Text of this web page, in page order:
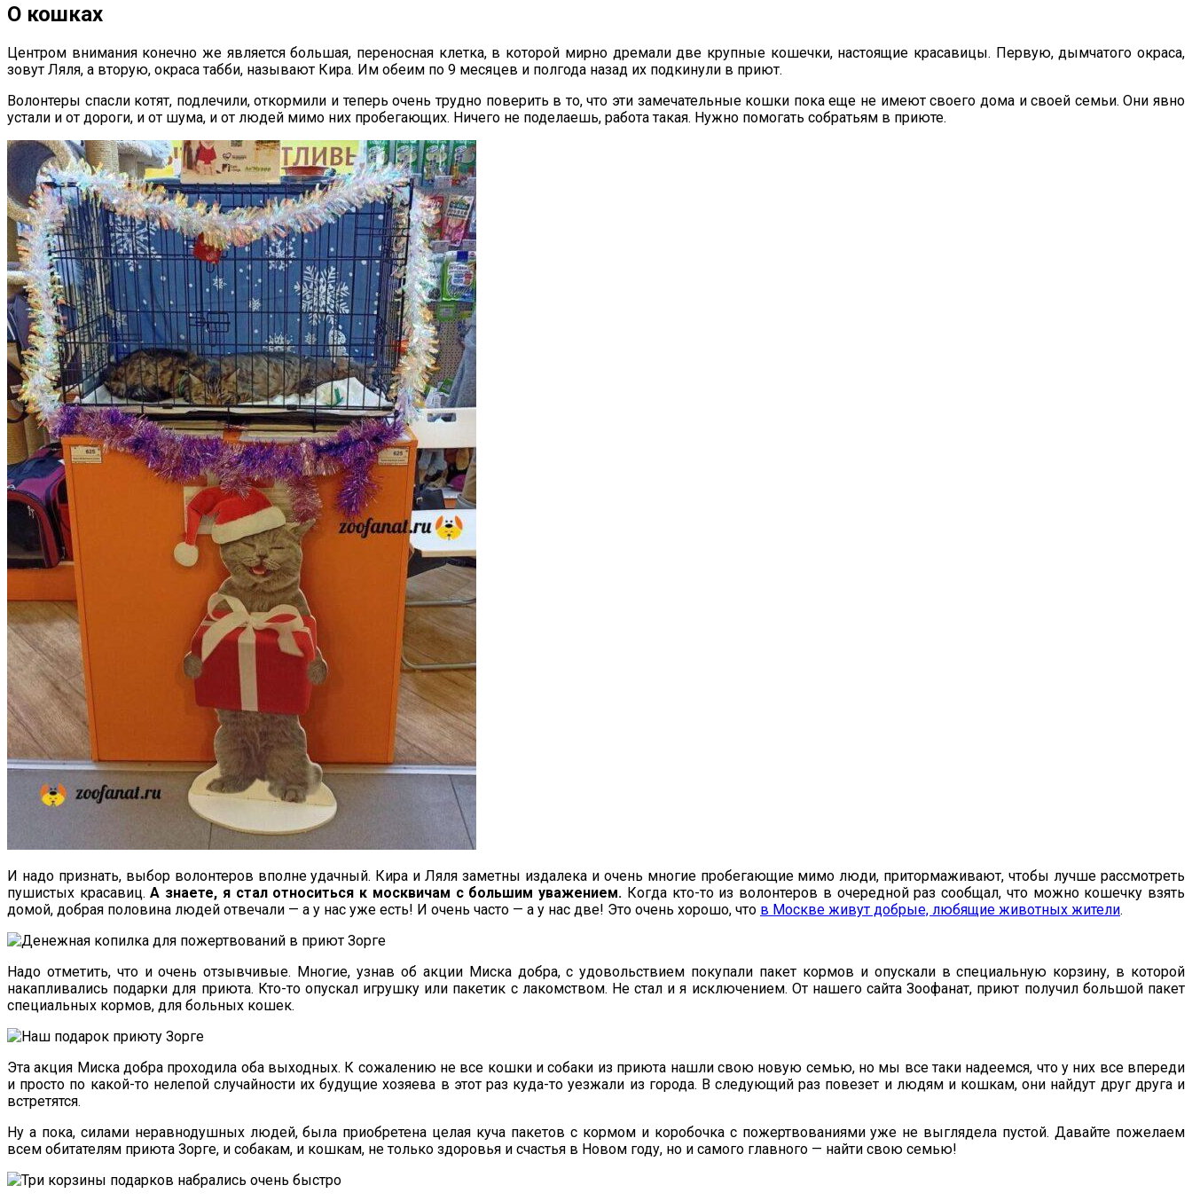
О кошках
Центром внимания конечно же является большая, переносная клетка, в которой мирно дремали две крупные кошечки, настоящие красавицы. Первую, дымчатого окраса,
зовут Ляля, а вторую, окраса табби, называют Кира. Им обеим по 9 месяцев и полгода назад их подкинули в приют.
Волонтеры спасли котят, подлечили, откормили и теперь очень трудно поверить в то, что эти замечательные кошки пока еще не имеют своего дома и своей семьи. Они явно
устали и от дороги, и от шума, и от людей мимо них пробегающих. Ничего не поделаешь, работа такая. Нужно помогать собратьям в приюте.
И надо признать, выбор волонтеров вполне удачный. Кира и Ляля заметны издалека и очень многие пробегающие мимо люди, притормаживают, чтобы лучше рассмотреть
пушистых красавиц.А знаете, я стал относиться к москвичам с большим уважением. Когда кто-то из волонтеров в очередной раз сообщал, что можно кошечку взять
домой, добрая половина людей отвечали — а у нас уже есть! И очень часто — а у нас две! Это очень хорошо, что в Москве живут добрые, любящие животных жители.
Надо отметить, что и очень отзывчивые. Многие, узнав об акции Миска добра, с удовольствием покупали пакет кормов и опускали в специальную корзину, в которой
накапливались подарки для приюта. Кто-то опускал игрушку или пакетик с лакомством. Не стал и я исключением. От нашего сайта Зоофанат, приют получил большой пакет
специальных кормов, для больных кошек.
Эта акция Миска добра проходила оба выходных. К сожалению не все кошки и собаки из приюта нашли свою новую семью, но мы все таки надеемся, что у них все впереди
и просто по какой-то нелепой случайности их будущие хозяева в этот раз куда-то уезжали из города. В следующий раз повезет и людям и кошкам, они найдут друг друга и
встретятся.
Ну а пока, силами неравнодушных людей, была приобретена целая куча пакетов с кормом и коробочка с пожертвованиями уже не выглядела пустой. Давайте пожелаем
всем обитателям приюта Зорге, и собакам, и кошкам, не только здоровья и счастья в Новом году, но и самого главного — найти свою семью!